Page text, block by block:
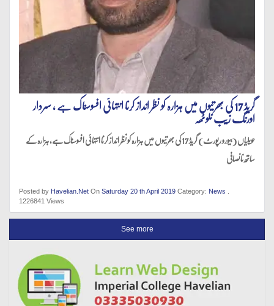
گریڈ 17 کی بھرتیوں میں ہزارہ کو نظر انداز کرنا انتہائی افسوسناک ہے ، سردار
اورنگ زیب نلوٹھہ
حویلیاں (بیورو رپورٹ) گریڈ 17 کی بھرتیوں میں ہزارہ کو نظر انداز کرنا انتہائی افسوسناک ہے، ہزارہ کے
ساتھ نانصافی
Posted by Havelian.Net On Saturday 20 th April 2019 Category: News
1226841 Views
See more